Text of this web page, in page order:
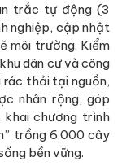
trắc tự động (3
nghiệp, cập nhật
môi trường. Kiểm
dân cư và công
rác thải tại nguồn,
nhân rộng, góp
khai chương trình
trồng 6.000 cây
bền vững.